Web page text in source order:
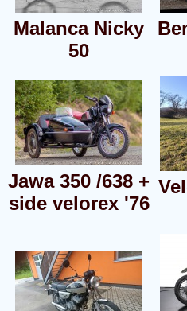
Malanca Nicky
50
Jawa 350 /638 +
side velorex '76